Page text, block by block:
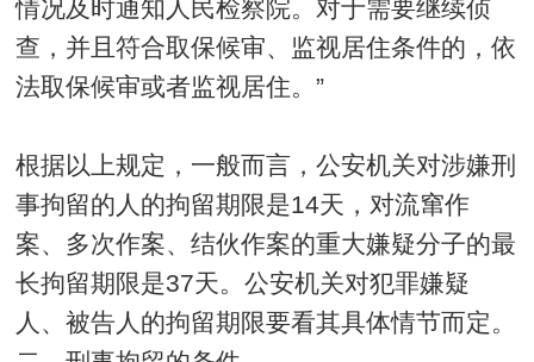
情况及时通知人民检察院。对于需要继续侦
查，并且符合取保候审、 监视居住条件的，依
法取保候审或者监视居住。”
根据以上规定，一般而言，公安机关对涉嫌刑
事拘留的人的拘留期限是14天，对流窜作
案、多次作案、结伙作案的重大嫌疑分子的最
长拘留期限是37天。公安机关对犯罪嫌疑
人、被告人的拘留期限要看其具体情节而定。